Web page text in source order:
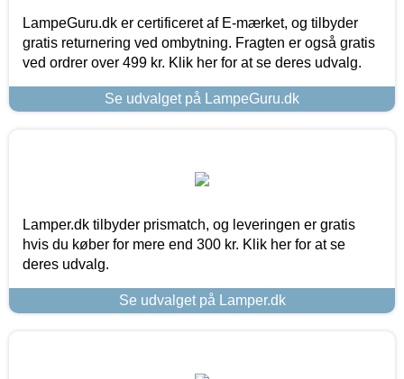
LampeGuru.dk er certificeret af E-mærket, og tilbyder
gratis returnering ved ombytning. Fragten er også gratis
ved ordrer over 499 kr. Klik her for at se deres udvalg.
Se udvalget på LampeGuru.dk
Lamper.dk tilbyder prismatch, og leveringen er gratis
hvis du køber for mere end 300 kr. Klik her for at se
deres udvalg.
Se udvalget på Lamper.dk